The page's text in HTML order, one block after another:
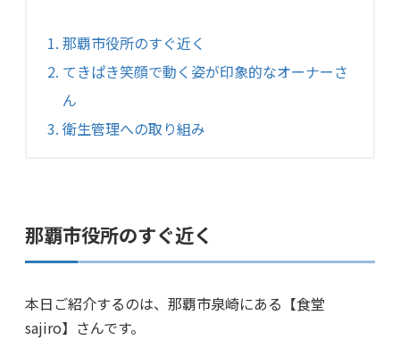
那覇市役所のすぐ近く
てきぱき笑顔で動く姿が印象的なオーナーさ
ん
衛生管理への取り組み
那覇市役所のすぐ近く
本日ご紹介するのは、那覇市泉崎にある【食堂
sajiro】さんです。